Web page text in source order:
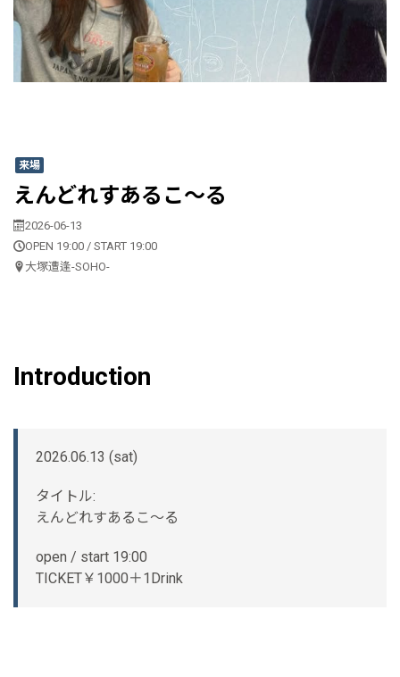
来場
えんどれすあるこ〜る
2026-06-13
OPEN 19:00 / START 19:00
大塚遭逢-SOHO-
Introduction
2026.06.13 (sat)
タイトル:
えんどれすあるこ〜る
open / start 19:00
TICKET￥1000＋1Drink